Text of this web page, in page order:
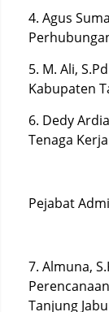
4. Agus
5. M. Ali,
Kabupaten
6. Dedy
Tenaga
Pejabat
7. Almuna,
Tanjung